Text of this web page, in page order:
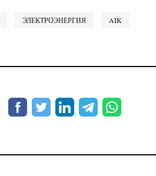
ЭЛЕКТРОЭНЕРГИЯ AIK